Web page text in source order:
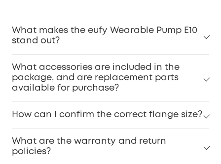
What makes the eufy Wearable Pump E10
stand out?
What accessories are included in the
package, and are replacement parts
available for purchase?
How can I confirm the correct flange size?
What are the warranty and return
policies?